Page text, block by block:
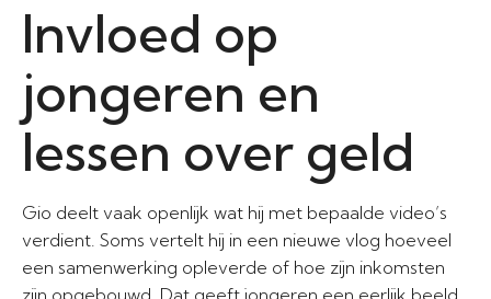
Invloed op
jongeren en
lessen over geld
Gio deelt vaak openlijk wat hij met bepaalde video’s
verdient. Soms vertelt hij in een nieuwe vlog hoeveel
een samenwerking opleverde of hoe zijn inkomsten
zijn opgebouwd. Dat geeft jongeren een eerlijk beeld